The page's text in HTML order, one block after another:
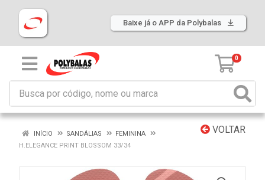
Baixe já o APP da Polybalas
0
VOLTAR
INÍCIO SANDÁLIAS
FEMININA
H.ELEGANCE PRINT BLOSSOM 33/34